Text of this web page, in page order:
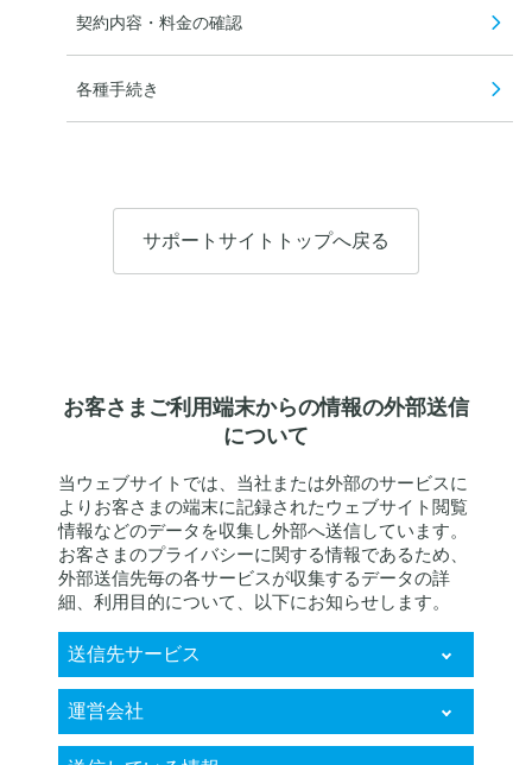
契約内容・料金の確認
各種手続き
サポートサイトトップへ戻る
お客さまご利用端末からの情報の外部送信
について
当ウェブサイトでは、当社または外部のサービスに
よりお客さまの端末に記録されたウェブサイト閲覧
情報などのデータを収集し外部へ送信しています。
お客さまのプライバシーに関する情報であるため、
外部送信先毎の各サービスが収集するデータの詳
細、利用目的について、以下にお知らせします。
送信先サービス
KARTE RightSupport
運営会社